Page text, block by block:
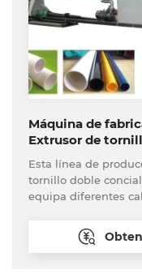
Máquina de
Extrusor de
Esta línea de
tornillo doble
equipa diferentes